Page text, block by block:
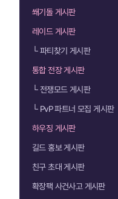
쐐기돌 게시판
레이드 게시판
└파티찾기 게시판
통합 전장 게시판
└전쟁모드 게시판
└PvP 파트너 모집 게시판
하우징 게시판
길드 홍보 게시판
친구 초대 게시판
확장팩 사건사고 게시판